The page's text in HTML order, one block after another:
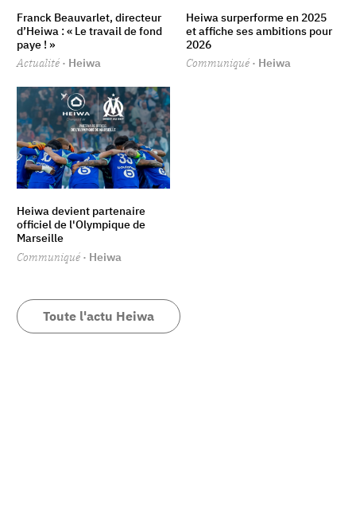
Franck Beauvarlet, directeur
d’Heiwa : « Le travail de fond
paye ! »
Actualité · Heiwa
Heiwa surperforme en 2025
et affiche ses ambitions pour
2026
Communiqué · Heiwa
Heiwa devient partenaire
officiel de l'Olympique de
Marseille
Communiqué · Heiwa
Toute l'actu Heiwa